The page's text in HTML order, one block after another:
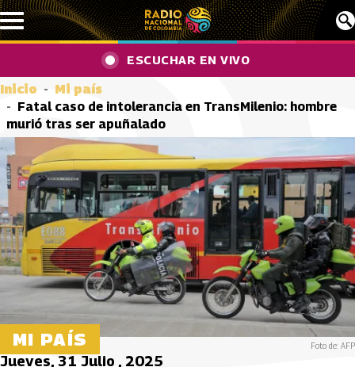
Pasar al contenido principal
ESCUCHAR EN VIVO
Inicio
Mi país
Fatal caso de intolerancia en TransMilenio: hombre
murió tras ser apuñalado
MI PAÍS Foto de: AFP
Jueves, 31 Julio , 2025